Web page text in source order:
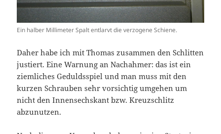
Ein halber Millimeter Spalt entlarvt die verzogene Schiene.
Daher habe ich mit Thomas zusammen den Schlitten
justiert. Eine Warnung an Nachahmer: das ist ein
ziemliches Geduldsspiel und man muss mit den
kurzen Schrauben sehr vorsichtig umgehen um
nicht den Innensechskant bzw. Kreuzschlitz
abzunutzen.